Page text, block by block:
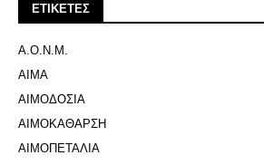
ΕΤΙΚΕΤΕΣ
Α.Ο.Ν.Μ.
ΑΙΜΑ
ΑΙΜΟΔΟΣΙΑ
ΑΙΜΟΚΑΘΑΡΣΗ
ΑΙΜΟΠΕΤΑΛΙΑ